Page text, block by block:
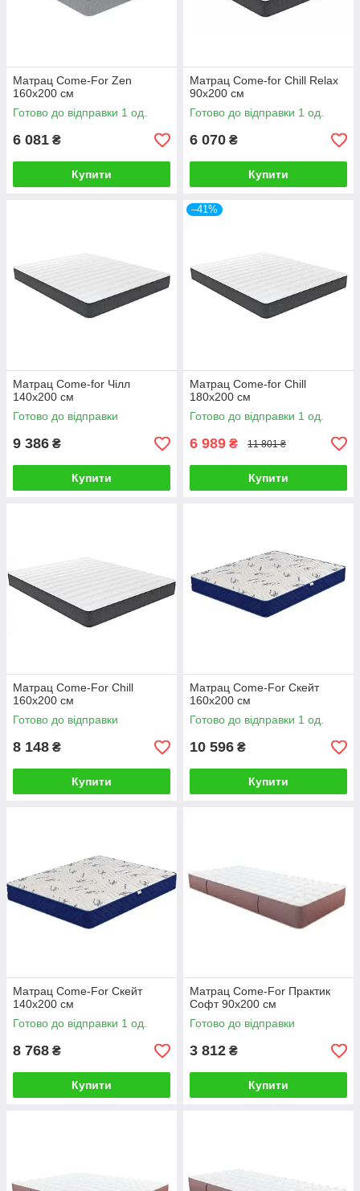
Матрац Come-For Zen
160х200 см
Готово до відправки 1 од.
6 081 ₴
Купити
Матрац Come-for Chill Relax
90х200 см
Готово до відправки 1 од.
6 070 ₴
Купити
Матрац Come-for Чілл
140х200 см
Готово до відправки
9 386 ₴
Купити
–41%
Матрац Come-for Chill
180х200 см
Готово до відправки 1 од.
6 989 ₴ 11 801 ₴
Купити
Матрац Come-For Chill
160х200 см
Готово до відправки
8 148 ₴
Купити
Матрац Come-For Скейт
160х200 см
Готово до відправки 1 од.
10 596 ₴
Купити
Матрац Come-For Скейт
140х200 см
Готово до відправки 1 од.
8 768 ₴
Купити
Матрац Come-For Практик
Софт 90х200 см
Готово до відправки
3 812 ₴
Купити